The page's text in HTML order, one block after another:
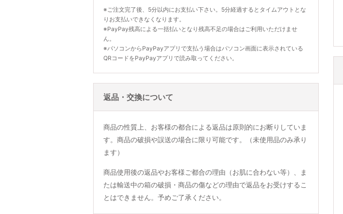
※ご注文完了後、5分以内にお支払い下さい。5分経過するとタイムアウトとな
りお支払いできなくなります。
※PayPay残高による一括払いとなり残高不足の場合はご利用いただけませ
ん。
※パソコンからPayPayアプリで支払う場合はパソコン画面に表示されている
QRコードをPayPayアプリで読み取ってください。
返品・交換について
商品の性質上、お客様の都合による返品は原則的にお断りしていま
す。商品の破損や誤送の場合に限り可能です。（未使用品のみ承り
ます）
商品使用後の返品やお客様ご都合の理由（お肌に合わない等）、ま
たは輸送中の箱の破損・商品の傷などの理由で返品をお受けするこ
とはできません。予めご了承ください。